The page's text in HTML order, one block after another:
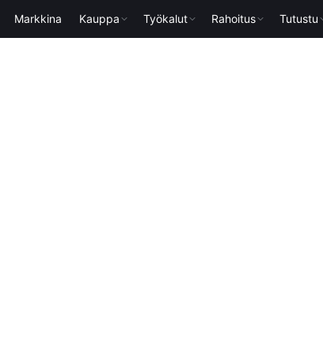
Markkina Kauppa Työkalut Rahoitus Tutustu